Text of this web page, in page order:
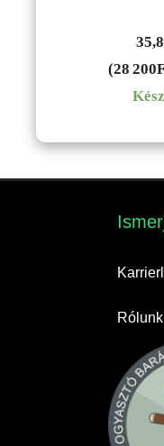
(28
Rólunk